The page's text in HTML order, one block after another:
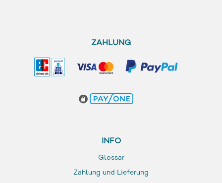
ZAHLUNG
INFO
Glossar
Zahlung und Lieferung